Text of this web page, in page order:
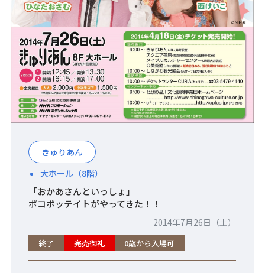
きゅりあん
大ホール（8階）
「おかあさんといっしょ」
ポコポッテイトがやってきた！！
2014年7月26日（土）
終了 完売御礼 0歳から入場可